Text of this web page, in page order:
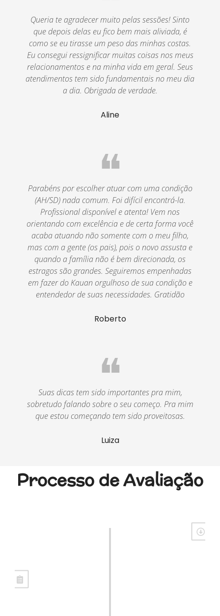
Aline
Queria te agradecer muito pelas sessões! Sinto
que depois delas eu fico bem mais aliviada, é
como se eu tirasse um peso das minhas costas.
Eu consegui ressignificar muitas coisas nos meus
relacionamentos e na minha vida em geral. Seus
atendimentos tem sido fundamentais no meu dia
a dia. Obrigada de verdade.
Roberto
❝
Parabéns por escolher atuar com uma condição
(AH/SD) nada comum. Foi difícil encontrá-la.
Profissional disponível e atenta! Vem nos
orientando com excelência e de certa forma você
acaba atuando não somente com o meu filho,
mas com a gente (os pais), pois o novo assusta e
quando a família não é bem direcionada, os
estragos são grandes. Seguiremos empenhadas
em fazer do Kauan orgulhoso de sua condição e
entendedor de suas necessidades. Gratidão
Luiza
❝
Suas dicas tem sido importantes pra mim,
sobretudo falando sobre o seu começo. Pra mim
que estou começando tem sido proveitosas.
Processo de Avaliação